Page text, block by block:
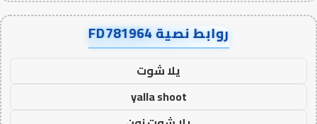
روابط نصية FD781964
يلا شوت
yalla shoot